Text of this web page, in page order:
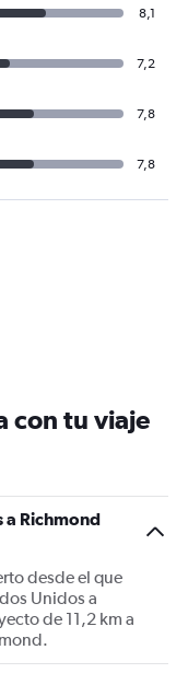
8,1
7,2
7,8
7,8
con tu viaje
a Richmond
desde el que
Unidos a
de 11,2 km a